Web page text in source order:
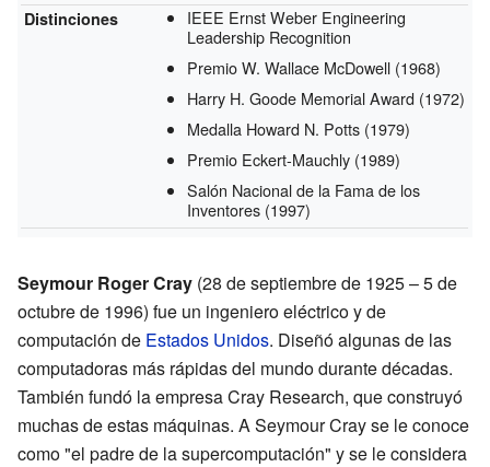
Distinciones
IEEE Ernst Weber Engineering
Leadership Recognition
Premio W. Wallace McDowell (1968)
Harry H. Goode Memorial Award (1972)
Medalla Howard N. Potts (1979)
Premio Eckert-Mauchly (1989)
Salón Nacional de la Fama de los
Inventores (1997)
Seymour Roger Cray (28 de septiembre de 1925 – 5 de
octubre de 1996) fue un ingeniero eléctrico y de
computación de Estados Unidos. Diseñó algunas de las
computadoras más rápidas del mundo durante décadas.
También fundó la empresa Cray Research, que construyó
muchas de estas máquinas. A Seymour Cray se le conoce
como "el padre de la supercomputación" y se le considera